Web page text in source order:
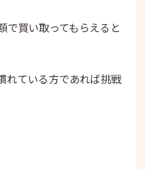
で買い取ってもらえると
れている方であれば挑戦